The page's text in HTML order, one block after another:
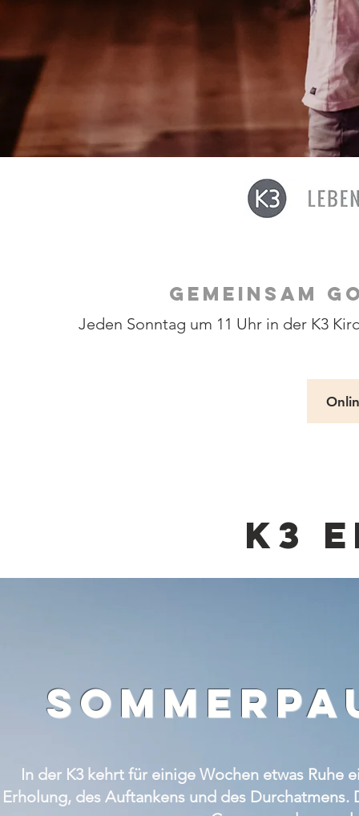
GEMEINSAM
Jeden Sonntag um 11 Uhr in der K3
K3
In der K3 kehrt für einige Wochen etwas Ruhe
Erholung, des Auftankens und des